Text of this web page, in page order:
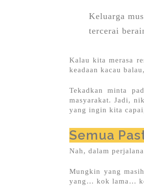
Keluarga
tercerai
Kalau kita merasa
keadaan kacau
Tekadkan minta
masyarakat. Jadi,
yang ingin kita
Semua
Nah, dalam
Mungkin yang
yang… kok lama…